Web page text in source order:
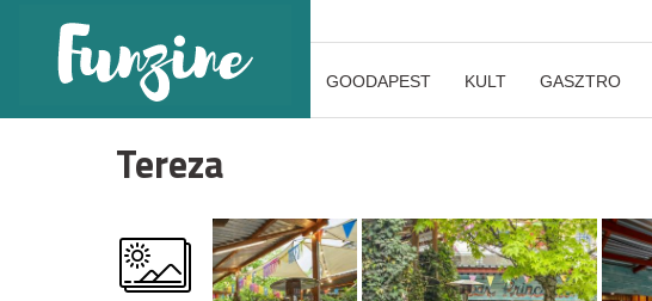
GOODAPEST KULT GASZTRO
Tereza